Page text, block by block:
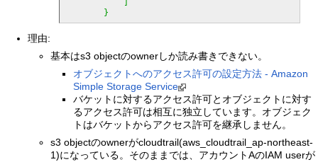
}
理由:
基本はs3 objectのownerしか読み書きできない。
オブジェクトへのアクセス許可の設定方法 - Amazon
Simple Storage Service
バケットに対するアクセス許可とオブジェクトに対す
るアクセス許可は相互に独立しています。オブジェク
トはバケットからアクセス許可を継承しません。
s3 objectのownerがcloudtrail(aws_cloudtrail_ap-northeast-
1)になっている。そのままでは、アカウントAのIAM userが